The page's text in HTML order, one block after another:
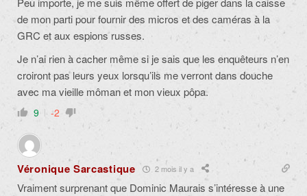
de mon parti pour fournir des micros et des caméras à la
GRC et aux espions russes.
Je n’ai rien à cacher même si je sais que les enquêteurs n’en
croiront pas leurs yeux lorsqu’ils me verront dans douche
avec ma vieille môman et mon vieux pôpa.
9 -2
Véronique Sarcastique 2 mois il y a
Vraiment surprenant que Dominic Maurais s’intéresse à une